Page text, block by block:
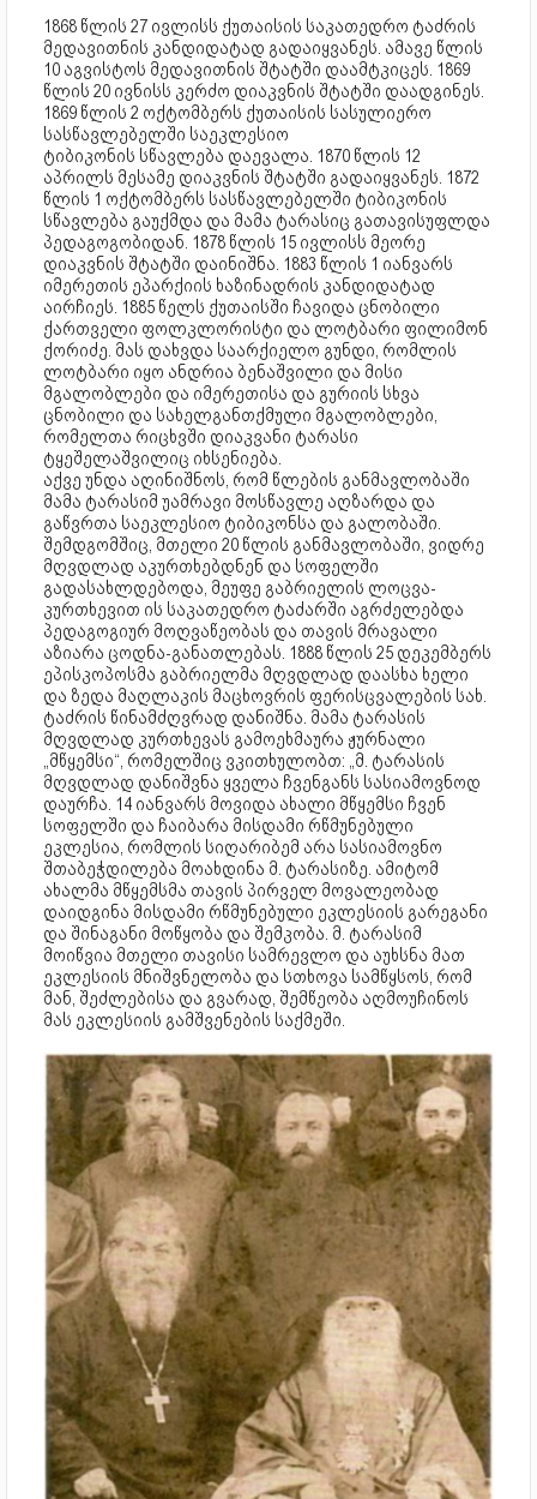
1868 წლის 27 ივლისს ქუთაისის საკათედრო ტაძრის
მედავითნის კანდიდატად გადაიყვანეს. ამავე წლის
10 აგვისტოს მედავითნის შტატში დაამტკიცეს. 1869
წლის 20 ივნისს კერძო დიაკვნის შტატში დაადგინეს.
1869 წლის 2 ოქტომბერს ქუთაისის სასულიერო
სასწავლებელში საეკლესიო
ტიბიკონის სწავლება დაევალა. 1870 წლის 12
აპრილს მესამე დიაკვნის შტატში გადაიყვანეს. 1872
წლის 1 ოქტომბერს სასწავლებელში ტიბიკონის
სწავლება გაუქმდა და მამა ტარასიც გათავისუფლდა
პედაგოგობიდან. 1878 წლის 15 ივლისს მეორე
დიაკვნის შტატში დაინიშნა. 1883 წლის 1 იანვარს
იმერეთის ეპარქიის ხაზინადრის კანდიდატად
აირჩიეს. 1885 წელს ქუთაისში ჩავიდა ცნობილი
ქართველი ფოლკლორისტი და ლოტბარი ფილიმონ
ქორიძე. მას დახვდა საარქიელო გუნდი, რომლის
ლოტბარი იყო ანდრია ბენაშვილი და მისი
მგალობლები და იმერეთისა და გურიის სხვა
ცნობილი და სახელგანთქმული მგალობლები,
რომელთა რიცხვში დიაკვანი ტარასი
ტყეშელაშვილიც იხსენიება.
აქვე უნდა აღინიშნოს, რომ წლების განმავლობაში
მამა ტარასიმ უამრავი მოსწავლე აღზარდა და
გაწვრთა საეკლესიო ტიბიკონსა და გალობაში.
შემდგომშიც, მთელი 20 წლის განმავლობაში, ვიდრე
მღვდლად აკურთხებდნენ და სოფელში
გადასახლდებოდა, მეუფე გაბრიელის ლოცვა-
კურთხევით ის საკათედრო ტაძარში აგრძელებდა
პედაგოგიურ მოღვაწეობას და თავის მრავალი
აზიარა ცოდნა-განათლებას. 1888 წლის 25 დეკემბერს
ეპისკოპოსმა გაბრიელმა მღვდლად დაასხა ხელი
და ზედა მაღლაკის მაცხოვრის ფერისცვალების სახ.
ტაძრის წინამძღვრად დანიშნა. მამა ტარასის
მღვდლად კურთხევას გამოეხმაურა ჟურნალი
„მწყემსი“, რომელშიც ვკითხულობთ: „მ. ტარასის
მღვდლად დანიშვნა ყველა ჩვენგანს სასიამოვნოდ
დაურჩა. 14 იანვარს მოვიდა ახალი მწყემსი ჩვენ
სოფელში და ჩაიბარა მისდამი რწმუნებული
ეკლესია, რომლის სიღარიბემ არა სასიამოვნო
შთაბეჭდილება მოახდინა მ. ტარასიზე. ამიტომ
ახალმა მწყემსმა თავის პირველ მოვალეობად
დაიდგინა მისდამი რწმუნებული ეკლესიის გარეგანი
და შინაგანი მოწყობა და შემკობა. მ. ტარასიმ
მოიწვია მთელი თავისი სამრევლო და აუხსნა მათ
ეკლესიის მნიშვნელობა და სთხოვა სამწყსოს, რომ
მან, შეძლებისა და გვარად, შემწეობა აღმოუჩინოს
მას ეკლესიის გამშვენების საქმეში.